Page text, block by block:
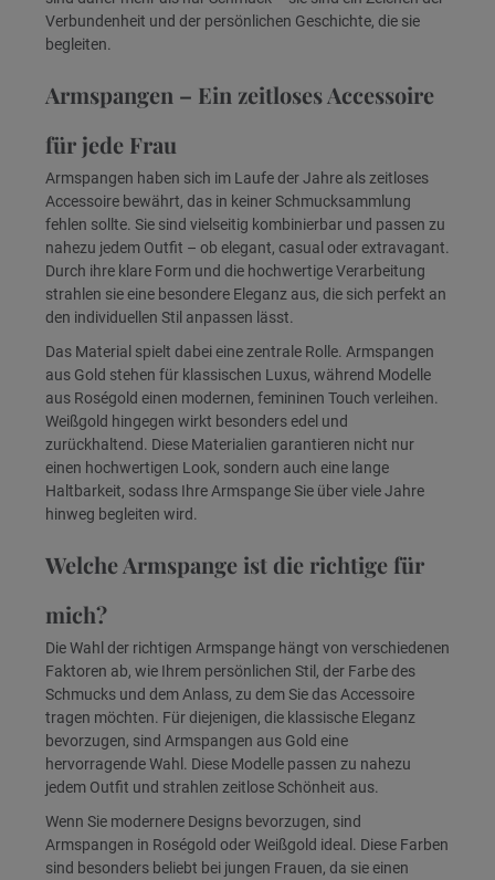
Verbundenheit und der persönlichen Geschichte, die sie
begleiten.
Armspangen – Ein zeitloses Accessoire
für jede Frau
Armspangen haben sich im Laufe der Jahre als zeitloses
Accessoire bewährt, das in keiner Schmucksammlung
fehlen sollte. Sie sind vielseitig kombinierbar und passen zu
nahezu jedem Outfit – ob elegant, casual oder extravagant.
Durch ihre klare Form und die hochwertige Verarbeitung
strahlen sie eine besondere Eleganz aus, die sich perfekt an
den individuellen Stil anpassen lässt.
Das Material spielt dabei eine zentrale Rolle. Armspangen
aus Gold stehen für klassischen Luxus, während Modelle
aus Roségold einen modernen, femininen Touch verleihen.
Weißgold hingegen wirkt besonders edel und
zurückhaltend. Diese Materialien garantieren nicht nur
einen hochwertigen Look, sondern auch eine lange
Haltbarkeit, sodass Ihre Armspange Sie über viele Jahre
hinweg begleiten wird.
Welche Armspange ist die richtige für
mich?
Die Wahl der richtigen Armspange hängt von verschiedenen
Faktoren ab, wie Ihrem persönlichen Stil, der Farbe des
Schmucks und dem Anlass, zu dem Sie das Accessoire
tragen möchten. Für diejenigen, die klassische Eleganz
bevorzugen, sind Armspangen aus Gold eine
hervorragende Wahl. Diese Modelle passen zu nahezu
jedem Outfit und strahlen zeitlose Schönheit aus.
Wenn Sie modernere Designs bevorzugen, sind
Armspangen in Roségold oder Weißgold ideal. Diese Farben
sind besonders beliebt bei jungen Frauen, da sie einen